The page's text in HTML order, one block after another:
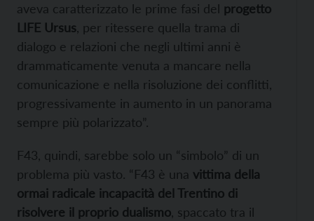
aveva caratterizzato le prime fasi del progetto
LIFE Ursus , per ritessere quella trama di
dialogo e relazioni che negli ultimi anni è
drammaticamente venuta a mancare nella
comunicazione e nella risoluzione dei conflitti,
progressivamente in aumento in un panorama
sempre più polarizzato”.
F43, quindi, sarebbe solo un “simbolo” di un
problema più vasto. “F43 è una vittima della
ormai radicale incapacità del Trentino di
risolvere il proprio dualismo , spaccato tra il